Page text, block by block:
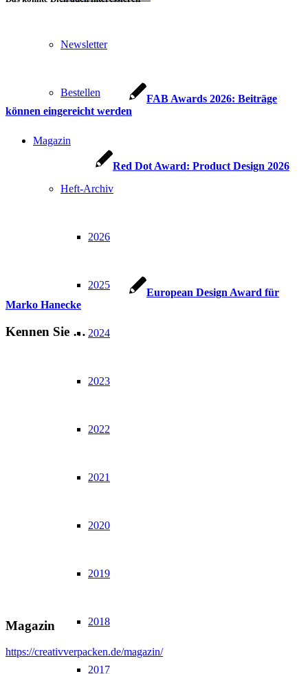
Newsletter
Bestellen
Magazin
Heft-Archiv
2026
2025
2024
2023
2022
2021
2020
2019
2018
2017
FAB Awards 2026: Beiträge
können eingereicht werden
Red Dot Award: Product Design 2026
European Design Award für
Marko Hanecke
Kennen Sie …
Magazin
https://creativverpacken.de/magazin/